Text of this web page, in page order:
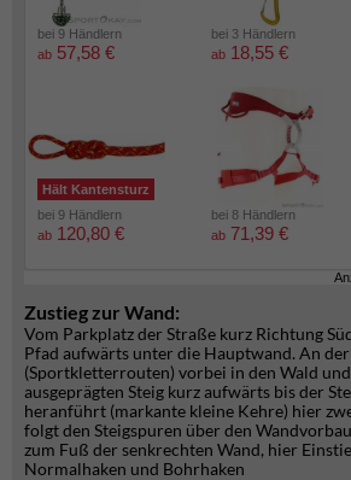
bei 9 Händlern
ab 57,58 €
bei 3 Händlern
ab 18,55 €
Hält Kantensturz
bei 9 Händlern
ab 120,80 €
bei 8 Händlern
ab 71,39 €
Zustieg zur Wand:
Vom Parkplatz der Straße kurz Richtung
Pfad aufwärts unter die Hauptwand. An
(Sportkletterrouten) vorbei in den Wald
ausgeprägten Steig kurz aufwärts bis der
heranführt (markante kleine Kehre) hier
folgt den Steigspuren über den
zum Fuß der senkrechten Wand, hier
Normalhaken und Bohrhaken